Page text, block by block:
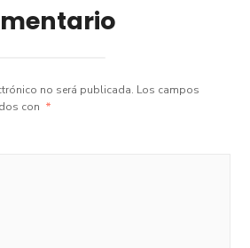
no será publicada. Los campos
con *